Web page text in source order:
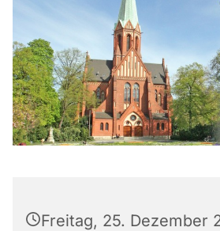
Freitag, 25. Dezember